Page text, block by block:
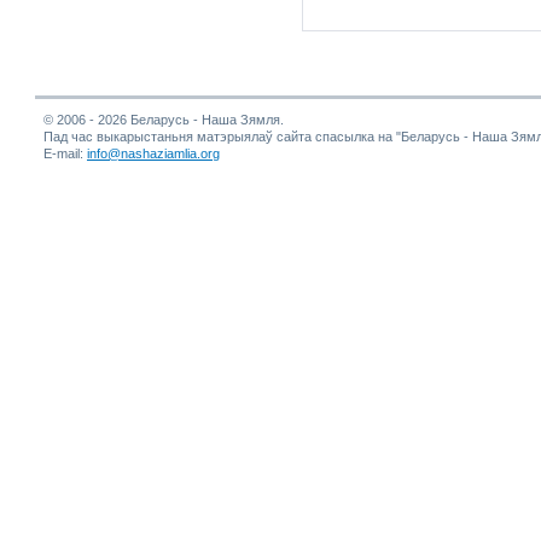
© 2006 - 2026 Беларусь - Наша Зямля.
Пад час выкарыстаньня матэрыялаў сайта спасылка на "Беларусь - Наша
E-mail: info@nashaziamlia.org